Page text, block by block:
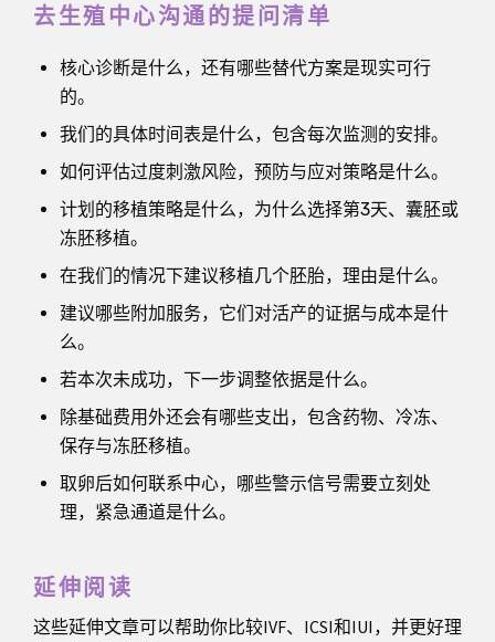
去生殖中心沟通的提问清单
核心诊断是什么，还有哪些替代方案是现实可行
的。
我们的具体时间表是什么，包含每次监测的安排。
如何评估过度刺激风险，预防与应对策略是什么。
计划的移植策略是什么，为什么选择第3天、囊胚或
冻胚移植。
在我们的情况下建议移植几个胚胎，理由是什么。
建议哪些附加服务，它们对活产的证据与成本是什
么。
若本次未成功，下一步调整依据是什么。
除基础费用外还会有哪些支出，包含药物、冷冻、
保存与冻胚移植。
取卵后如何联系中心，哪些警示信号需要立刻处
理，紧急通道是什么。
延伸阅读
这些延伸文章可以帮助你比较IVF、ICSI和IUI，并更好理